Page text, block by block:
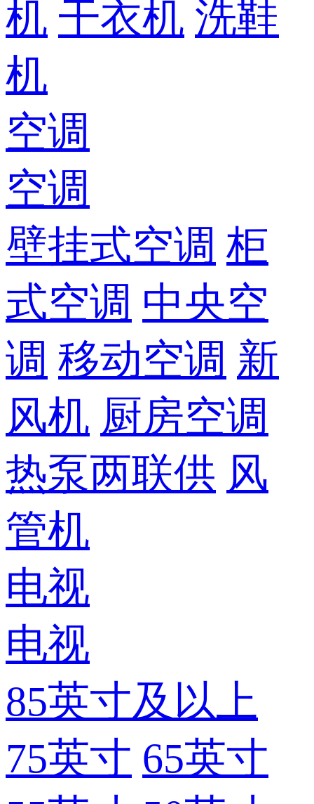
机 干衣机 洗鞋
机
空调
空调
壁挂式空调 柜
式空调 中央空
调 移动空调 新
风机 厨房空调
热泵两联供 风
管机
电视
电视
85英寸及以上
75英寸 65英寸